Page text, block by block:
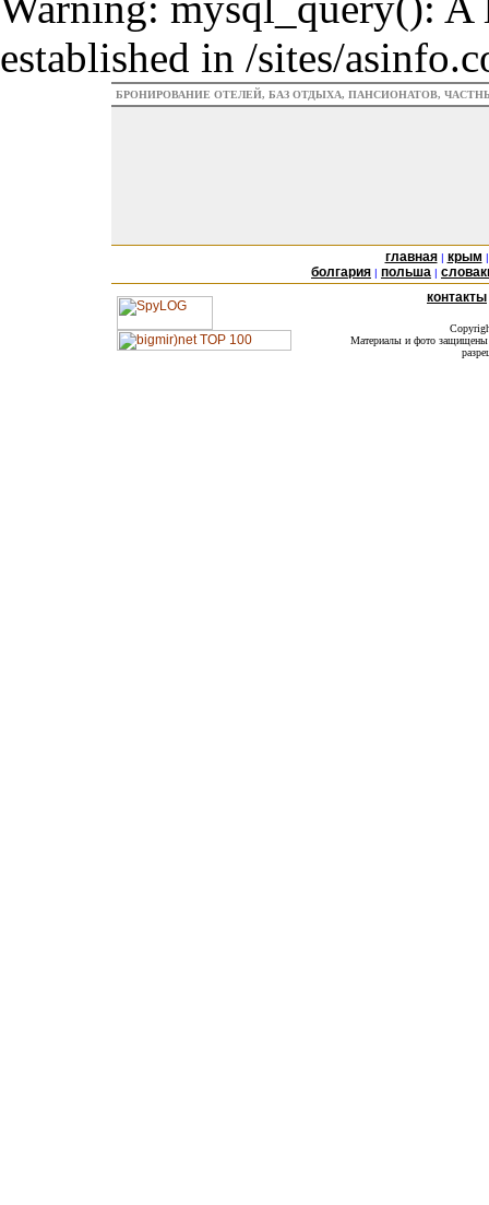
established in /sites/
БРОНИРОВАНИЕ ОТЕЛЕЙ, БАЗ ОТДЫХА, ПАНСИОНАТОВ,
главная| крым
болгария | польша |
контакты
Материалы и фото защищены